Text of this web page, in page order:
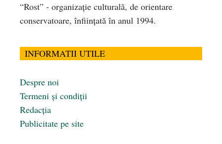
“Rost” - organizaţie culturală, de orientare
conservatoare, înfiinţată în anul 1994.
INFORMATII UTILE
Despre noi
Termeni și condiții
Redacția
Publicitate pe site